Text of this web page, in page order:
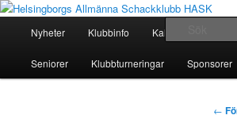
Hoppa
innehållHelsingborgs Allmänna
En schackklubb för alla!
Nyheter Klubbinfo Kalender
Seniorer Klubbturneringar Sponsorer
←